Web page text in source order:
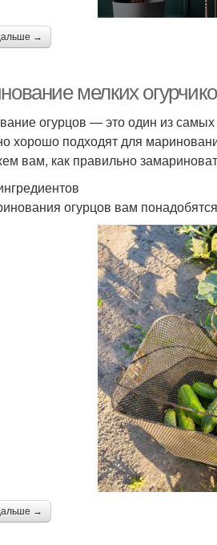
→
мелких
огурцов — это один из
хорошо подходят для
вам, как правильно
огурцов вам
→